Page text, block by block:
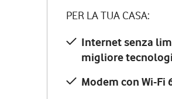
PER LA TUA CASA:
Internet senza
migliore
Modem con Wi-Fi